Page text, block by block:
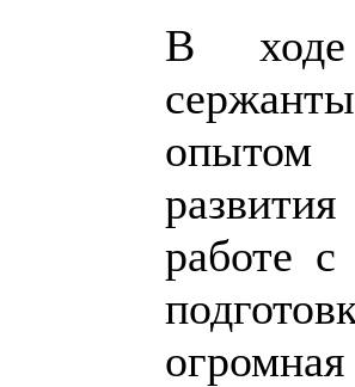
В ходе
опытом
работе